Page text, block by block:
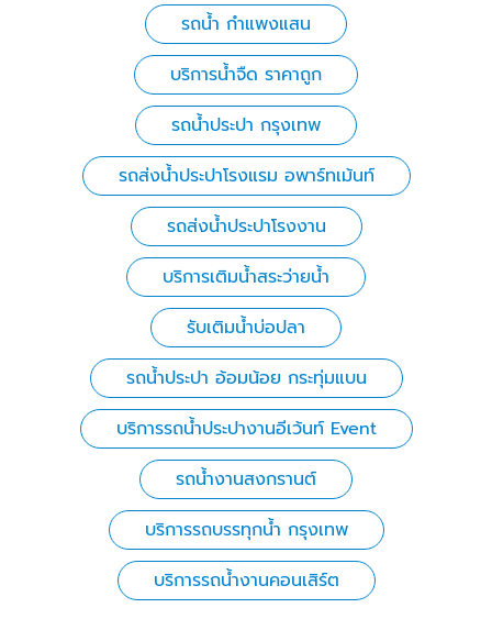
รถน้ำ กำแพงแสน
บริการน้ำจืด ราคาถูก
รถน้ำประปา กรุงเทพ
รถส่งน้ำประปาโรงแรม อพาร์ทเม้นท์
รถส่งน้ำประปาโรงงาน
บริการเติมน้ำสระว่ายน้ำ
รับเติมน้ำบ่อปลา
รถน้ำประปา อ้อมน้อย กระทุ่มแบน
บริการรถน้ำประปางานอีเว้นท์ Event
รถน้ำงานสงกรานต์
บริการรถบรรทุกน้ำ กรุงเทพ
บริการรถน้ำงานคอนเสิร์ต